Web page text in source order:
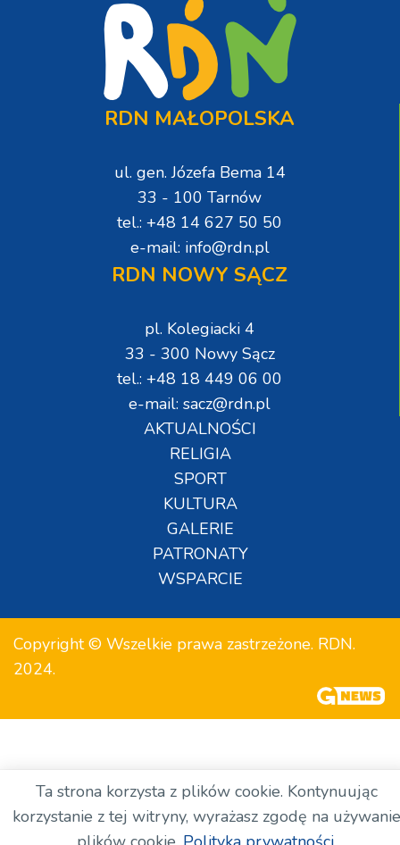
RDN MAŁOPOLSKA
ul. gen. Józefa Bema 14
33 - 100 Tarnów
tel.: +48 14 627 50 50
e-mail: info@rdn.pl
RDN NOWY SĄCZ
pl. Kolegiacki 4
33 - 300 Nowy Sącz
tel.: +48 18 449 06 00
e-mail: sacz@rdn.pl
AKTUALNOŚCI
RELIGIA
SPORT
KULTURA
GALERIE
PATRONATY
WSPARCIE
Copyright © Wszelkie prawa zastrzeżone. RDN.
2024.
Ta strona korzysta z plików cookie. Kontynuując
korzystanie z tej witryny, wyrażasz zgodę na używanie